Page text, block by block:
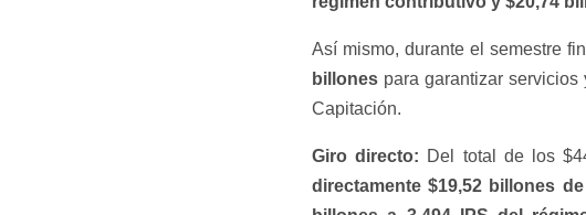
Así mismo, durante el semestre
billones para garantizar
Capitación.
Giro directo: Del total de los
directamente $19,52 billones